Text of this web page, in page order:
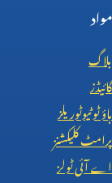
مواد
بلاگ
گائیڈز
ہاؤ ٹو ٹیوٹوریلز
پرامٹ کلیکشنز
اے آئی ٹولز